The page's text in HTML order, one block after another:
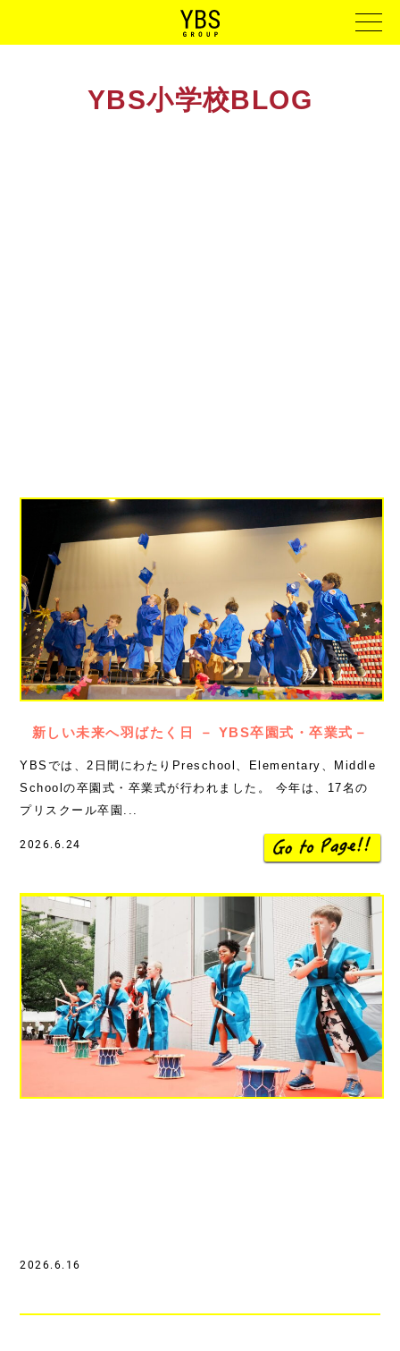
YBS小学校BLOG
新しい未来へ羽ばたく日 － YBS卒園式・卒業式－
YBSでは、2日間にわたりPreschool、Elementary、Middle
Schoolの卒園式・卒業式が行われました。 今年は、17名の
プリスクール卒園...
2026.6.24
2026.6.16